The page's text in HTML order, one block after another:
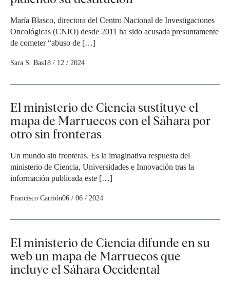
María Blasco, directora del Centro Nacional de Investigaciones
Oncológicas (CNIO) desde 2011 ha sido acusada presuntamente
de cometer “abuso de […]
Sara S. Bas18 / 12 / 2024
El ministerio de Ciencia sustituye el
mapa de Marruecos con el Sáhara por
otro sin fronteras
Un mundo sin fronteras. Es la imaginativa respuesta del
ministerio de Ciencia, Universidades e Innovación tras la
información publicada este […]
Francisco Carrión06 / 06 / 2024
El ministerio de Ciencia difunde en su
web un mapa de Marruecos que
incluye el Sáhara Occidental